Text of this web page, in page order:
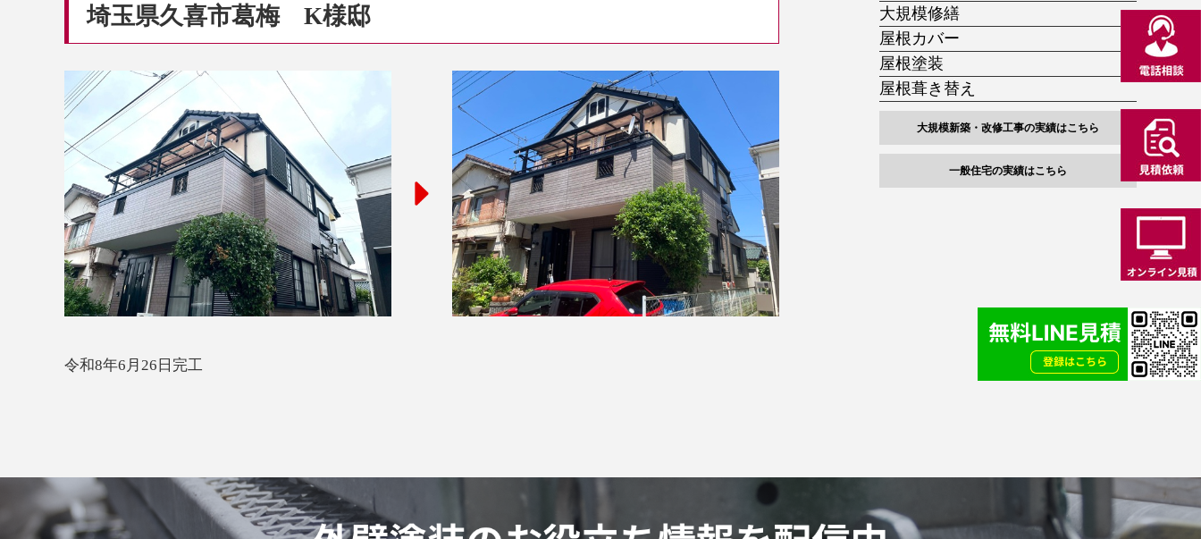
埼玉県久喜市葛梅 K様邸
令和8年6月26日完工
大規模修繕
屋根カバー
屋根塗装
屋根葺き替え
大規模新築・改修工事の実績はこちら
一般住宅の実績はこちら